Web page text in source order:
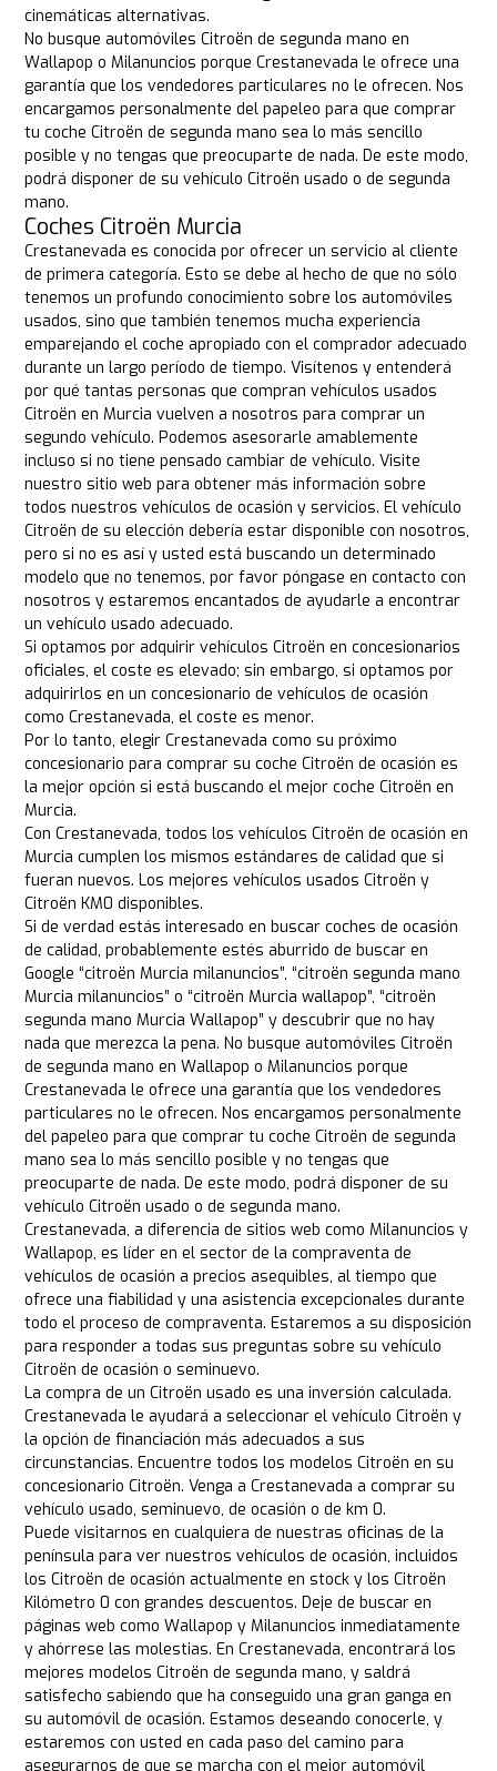
cinemáticas alternativas.
No busque automóviles Citroën de segunda mano en
Wallapop o Milanuncios porque Crestanevada le ofrece una
garantía que los vendedores particulares no le ofrecen. Nos
encargamos personalmente del papeleo para que comprar
tu coche Citroën de segunda mano sea lo más sencillo
posible y no tengas que preocuparte de nada. De este modo,
podrá disponer de su vehículo Citroën usado o de segunda
mano.
Coches Citroën Murcia
Crestanevada es conocida por ofrecer un servicio al cliente
de primera categoría. Esto se debe al hecho de que no sólo
tenemos un profundo conocimiento sobre los automóviles
usados, sino que también tenemos mucha experiencia
emparejando el coche apropiado con el comprador adecuado
durante un largo período de tiempo. Visítenos y entenderá
por qué tantas personas que compran vehículos usados
Citroën en Murcia vuelven a nosotros para comprar un
segundo vehículo. Podemos asesorarle amablemente
incluso si no tiene pensado cambiar de vehículo. Visite
nuestro sitio web para obtener más información sobre
todos nuestros vehículos de ocasión y servicios. El vehículo
Citroën de su elección debería estar disponible con nosotros,
pero si no es así y usted está buscando un determinado
modelo que no tenemos, por favor póngase en contacto con
nosotros y estaremos encantados de ayudarle a encontrar
un vehículo usado adecuado.
Si optamos por adquirir vehículos Citroën en concesionarios
oficiales, el coste es elevado; sin embargo, si optamos por
adquirirlos en un concesionario de vehículos de ocasión
como Crestanevada, el coste es menor.
Por lo tanto, elegir Crestanevada como su próximo
concesionario para comprar su coche Citroën de ocasión es
la mejor opción si está buscando el mejor coche Citroën en
Murcia.
Con Crestanevada, todos los vehículos Citroën de ocasión en
Murcia cumplen los mismos estándares de calidad que si
fueran nuevos. Los mejores vehículos usados Citroën y
Citroën KM0 disponibles.
Si de verdad estás interesado en buscar coches de ocasión
de calidad, probablemente estés aburrido de buscar en
Google “citroën Murcia milanuncios”, “citroën segunda mano
Murcia milanuncios” o “citroën Murcia wallapop”, “citroën
segunda mano Murcia Wallapop” y descubrir que no hay
nada que merezca la pena. No busque automóviles Citroën
de segunda mano en Wallapop o Milanuncios porque
Crestanevada le ofrece una garantía que los vendedores
particulares no le ofrecen. Nos encargamos personalmente
del papeleo para que comprar tu coche Citroën de segunda
mano sea lo más sencillo posible y no tengas que
preocuparte de nada. De este modo, podrá disponer de su
vehículo Citroën usado o de segunda mano.
Crestanevada, a diferencia de sitios web como Milanuncios y
Wallapop, es líder en el sector de la compraventa de
vehículos de ocasión a precios asequibles, al tiempo que
ofrece una fiabilidad y una asistencia excepcionales durante
todo el proceso de compraventa. Estaremos a su disposición
para responder a todas sus preguntas sobre su vehículo
Citroën de ocasión o seminuevo.
La compra de un Citroën usado es una inversión calculada.
Crestanevada le ayudará a seleccionar el vehículo Citroën y
la opción de financiación más adecuados a sus
circunstancias. Encuentre todos los modelos Citroën en su
concesionario Citroën. Venga a Crestanevada a comprar su
vehículo usado, seminuevo, de ocasión o de km 0.
Puede visitarnos en cualquiera de nuestras oficinas de la
península para ver nuestros vehículos de ocasión, incluidos
los Citroën de ocasión actualmente en stock y los Citroën
Kilómetro 0 con grandes descuentos. Deje de buscar en
páginas web como Wallapop y Milanuncios inmediatamente
y ahórrese las molestias. En Crestanevada, encontrará los
mejores modelos Citroën de segunda mano, y saldrá
satisfecho sabiendo que ha conseguido una gran ganga en
su automóvil de ocasión. Estamos deseando conocerle, y
estaremos con usted en cada paso del camino para
asegurarnos de que se marcha con el mejor automóvil